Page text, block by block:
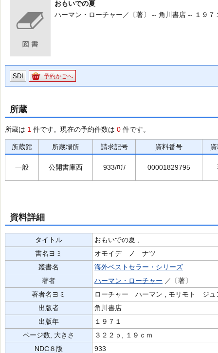
おもいでの夏
ハーマン・ローチャー／〔著〕 -- 角川書店 -- １９７
SDI 予約かごへ
所蔵
所蔵は 1 件です。現在の予約件数は 0 件です。
所蔵館 所蔵場所 請求記号 資料番号
一般 公開書庫西 933/ﾛﾁ/ 00001829795
資料詳細
タイトル
おもいでの夏 ,
書名ヨミ
オモイデ ノ ナツ
叢書名
海外ベストセラー・シリーズ
著者
ハーマン・ローチャー ／〔著〕
著者名ヨミ
ローチャー ハーマン , モリモト ジュ
出版者
角川書店
出版年
１９７１
ページ数, 大きさ
３２２ｐ, １９ｃｍ
NDC８版
933